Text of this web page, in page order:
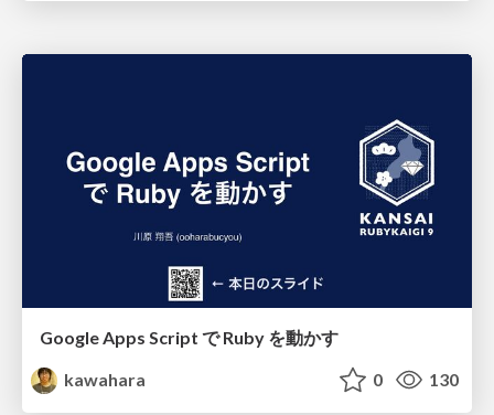
Google Apps Script で Ruby を動かす
kawahara
0 130